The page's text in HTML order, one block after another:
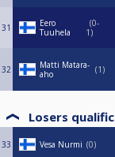
31
Eero
Tuuhela
0-
1
32
Matti Matara-
aho
1
Losers
33 Vesa Nurmi 0